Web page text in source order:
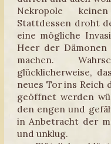
Nekropole
Stattdessen droht
eine mögliche
Heer der
machen.
glücklicherweise,
neues Tor ins Reich
geöffnet werden
den engen und
in Anbetracht der
und unklug.